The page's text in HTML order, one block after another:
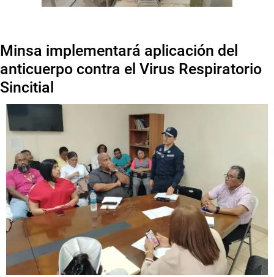
Minsa implementará aplicación del
anticuerpo contra el Virus Respiratorio
Sincitial